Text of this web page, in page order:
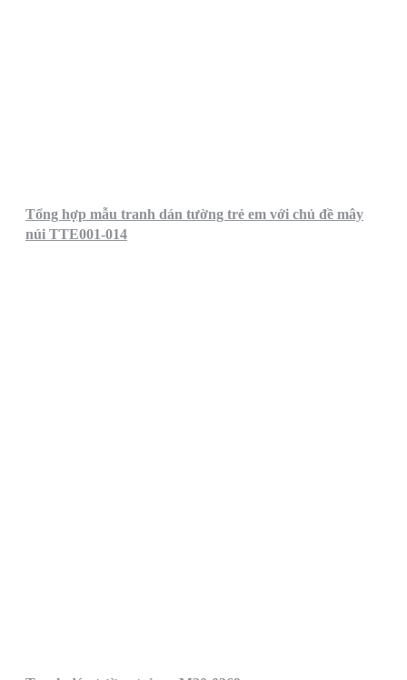
Tổng hợp mẫu tranh dán tường trẻ em với chủ đề mây
núi TTE001-014